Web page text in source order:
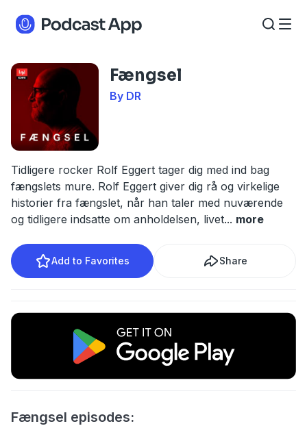
Fængsel
By DR
Tidligere rocker Rolf Eggert tager dig med ind bag
fængslets mure. Rolf Eggert giver dig rå og virkelige
historier fra fængslet, når han taler med nuværende
og tidligere indsatte om anholdelsen, livet... more
Add to Favorites Share
Fængsel episodes: